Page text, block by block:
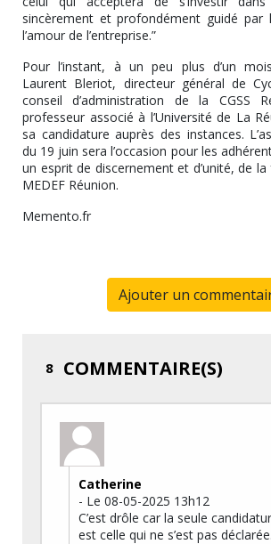
sincèrement et profondément guidé par
l’amour de l’entreprise.”
Pour l’instant, à un peu plus d’un
Laurent Bleriot, directeur général de
conseil d’administration de la CGSS
professeur associé à l’Université de La
sa candidature auprès des instances.
du 19 juin sera l’occasion pour les
un esprit de discernement et d’unité, de
MEDEF Réunion.
Memento.fr
Ajouter un
8 COMMENTAIRE(S)
Catherine
- Le 08-05-2025 13h12
C’est drôle car la seule
est celle qui ne s’est pas déclarée.